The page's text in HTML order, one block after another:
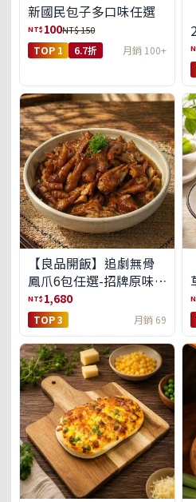
新國民包子多口味任選
NT$ 100NT$ 150
TOP 1 6.7折 月銷 100+
【良品開飯】追劇無骨
鳳爪6包任選-招牌原味/
濃濃蒜香/過癮麻辣(免運
組)
NT$ 1,680
TOP 3 月銷 69